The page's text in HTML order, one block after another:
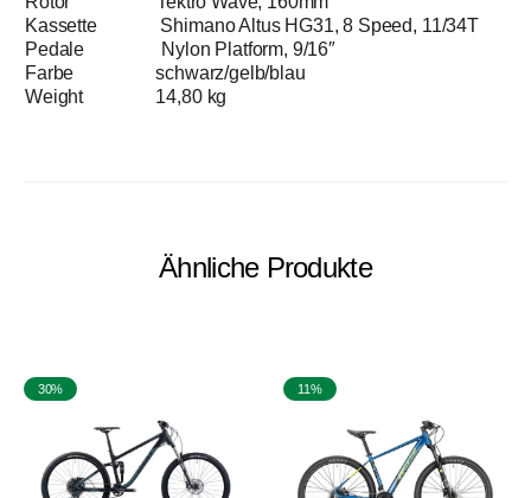
Kassette Shimano Altus HG31, 8 Speed, 11/34T
Pedale Nylon Platform, 9/16″
Farbe schwarz/gelb/blau
Weight 14,80 kg
Ähnliche Produkte
30% 11%